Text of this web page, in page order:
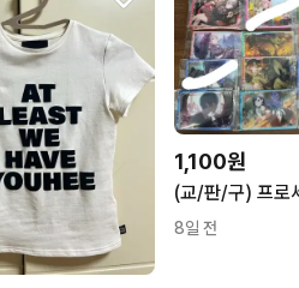
1,100원
8일 전